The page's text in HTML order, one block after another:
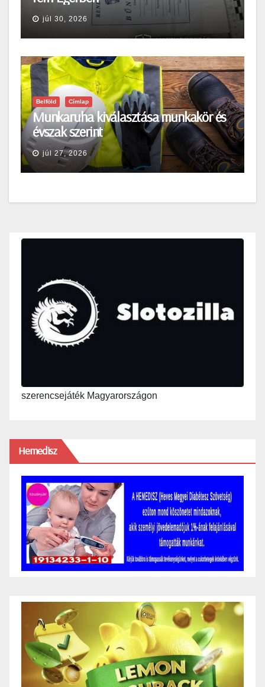
júl 30, 2026
Belföld Címlap
Munkaruha kiválasztása munkakör és
évszak szerint
júl 27, 2026
szerencsejáték Magyarországon
Hemedisz